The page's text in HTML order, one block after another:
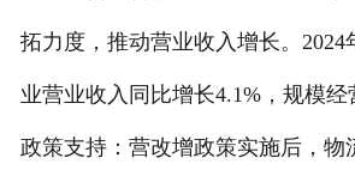
拓力度，推动营业收入增长。2024
业营业收入同比增长4.1%，规模经
政策支持：营改增政策实施后，物